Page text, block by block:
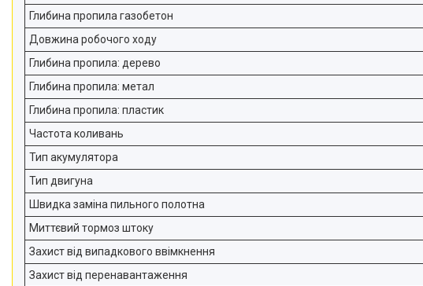
Глибина пропила газобетон
Довжина робочого ходу
Глибина пропила: дерево
Глибина пропила: метал
Глибина пропила: пластик
Частота коливань
Тип акумулятора
Тип двигуна
Швидка заміна пильного полотна
Миттєвий тормоз штоку
Захист від випадкового ввімкнення
Захист від перенавантаження